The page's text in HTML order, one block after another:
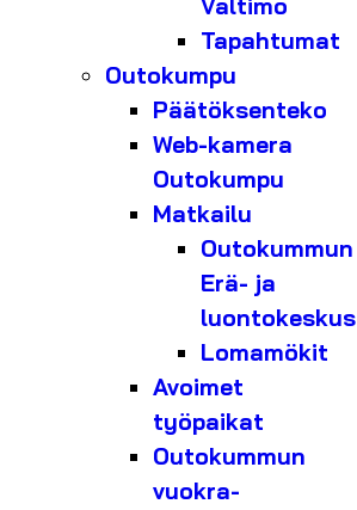
Valtimo
Tapahtumat
Outokumpu
Päätöksenteko
Web-kamera
Outokumpu
Matkailu
Outokummun
Erä- ja
luontokeskus
Lomamökit
Avoimet
työpaikat
Outokummun
vuokra-